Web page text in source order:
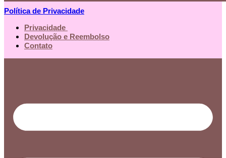
Política de Privacidade
Privacidade
Devolução e Reembolso
Contato